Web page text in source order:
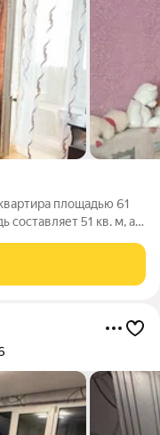
площадью 61
составляет 51 кв. м, а
открывается вид на